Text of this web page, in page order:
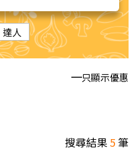
達人
只顯示優惠
搜尋結果5筆